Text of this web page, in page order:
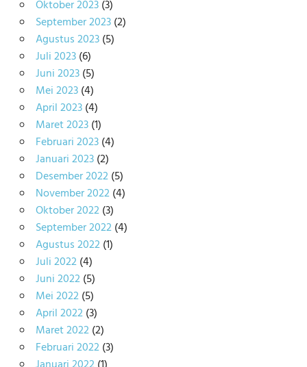
Oktober 2023(3)
September 2023(2)
Agustus 2023(5)
Juli 2023(6)
Juni 2023(5)
Mei 2023(4)
April 2023(4)
Maret 2023(1)
Februari 2023(4)
Januari 2023(2)
Desember 2022(5)
November 2022(4)
Oktober 2022(3)
September 2022(4)
Agustus 2022(1)
Juli 2022(4)
Juni 2022(5)
Mei 2022(5)
April 2022(3)
Maret 2022(2)
Februari 2022(3)